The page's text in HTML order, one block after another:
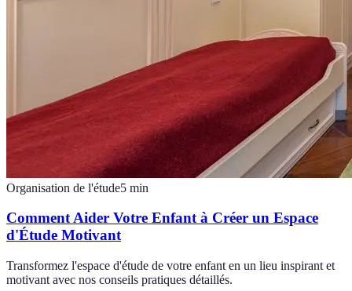
Organisation de l'étude5 min
Comment Aider Votre Enfant à Créer un Espace
d'Étude Motivant
Transformez l'espace d'étude de votre enfant en un lieu inspirant et
motivant avec nos conseils pratiques détaillés.